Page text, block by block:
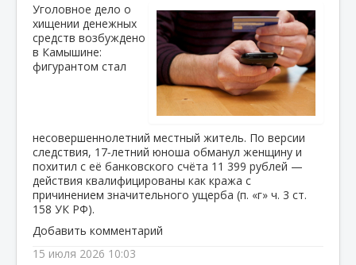
Уголовное дело о
хищении денежных
средств возбуждено
в Камышине:
фигурантом стал
несовершеннолетний местный житель. По версии
следствия, 17‑летний юноша обманул женщину и
похитил с её банковского счёта 11 399 рублей —
действия квалифицированы как кража с
причинением значительного ущерба (п. «г» ч. 3 ст.
158 УК РФ).
Добавить комментарий
15 июля 2026 10:03